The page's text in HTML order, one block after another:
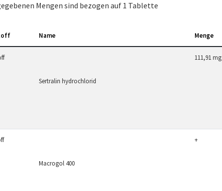
Mengen sind bezogen auf 1 Tablette
Name Menge
Sertralin hydrochlorid
111,91 mg
Macrogol 400
+